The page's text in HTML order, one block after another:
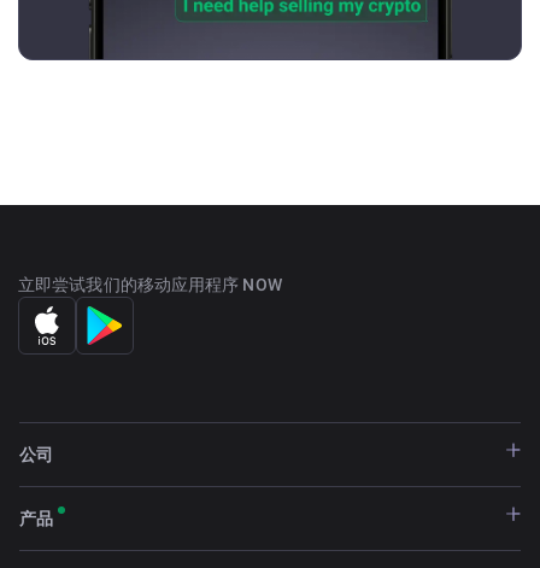
立即尝试我们的移动应用程序 NOW
公司
产品